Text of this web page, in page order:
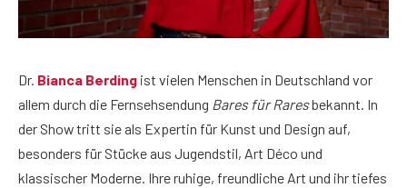
Dr. Bianca Berding ist vielen Menschen in Deutschland vor
allem durch die Fernsehsendung Bares für Raresbekannt. In
der Show tritt sie als Expertin für Kunst und Design auf,
besonders für Stücke aus Jugendstil, Art Déco und
klassischer Moderne. Ihre ruhige, freundliche Art und ihr tiefes